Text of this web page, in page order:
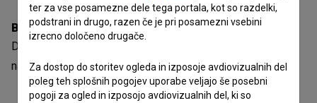
Biografija
Darko Srića je nastopajoči. Najnovejši projekt, kjer je
nastopil, jeAkcija Stadion (1977).
ter za vse posamezne dele tega portala, kot so razdelki,
podstrani in drugo, razen če je pri posamezni vsebini
izrecno določeno drugače.
Za dostop do storitev ogleda in izposoje avdiovizualnih del
poleg teh splošnih pogojev uporabe veljajo še posebni
pogoji za ogled in izposojo avdiovizualnih del, ki so